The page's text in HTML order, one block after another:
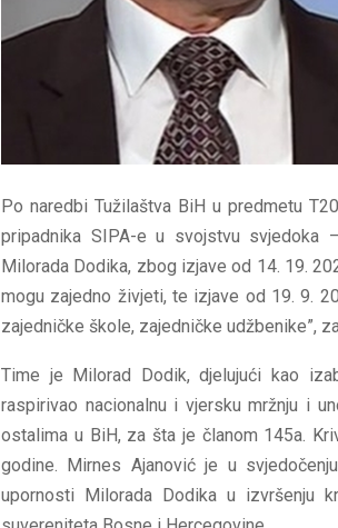
Po naredbi Tužilaštva BiH u predmetu
pripadnika SIPA-e u svojstvu svjedoka
Milorada Dodika, zbog izjave od 14. 19.
mogu zajedno živjeti, te izjave od 19. 9.
zajedničke škole, zajedničke udžbenike”,
Time je Milorad Dodik, djelujući kao
raspirivao nacionalnu i vjersku mržnju i
ostalima u BiH, za šta je članom 145a.
godine. Mirnes Ajanović je u
upornosti Milorada Dodika u izvršenju